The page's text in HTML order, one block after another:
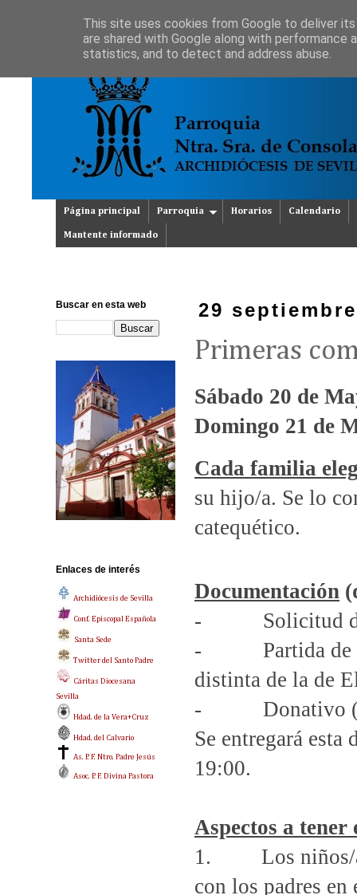
Página principal Parroquia Horarios Calendario
Mantente informado
29
Primeras
Sábado 20 de
Domingo 21 de
Cada familia
su hijo/a. Se lo
catequético.
Documentación
- Solicitud del
- Partida de
distinta de la de
- Donativo
Se entregará
19:00.
Aspectos a tener
1. Los niños/as
con los padres
Buscar en esta web
Enlaces de interés
Archidiócesis de Sevilla
Conf. Episcopal Española
Santa Sede
Twitter del Santo Padre
Cáritas Diocesana
Sevilla
Hdad. de la Vera+Cruz
Hdad. del Calvario
As. P. F. Ntro. Padre Jesús
Asoc. P. F. Divina Pastora
This site uses cookies from Google to deliver
are shared with Google along with
statistics, and to detect and address abuse.